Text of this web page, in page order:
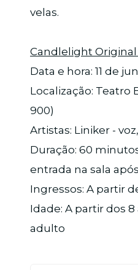
velas.
Candlelight Original
Data e hora: 11 de
Localização: Teatro
900)
Artistas: Liniker -
Duração: 60
entrada na sala
Ingressos: A partir
Idade: A partir dos
adulto